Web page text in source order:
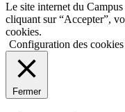
Le site internet du
cliquant sur “Accepter”,
cookies.
Configuration des cookies
Fermer